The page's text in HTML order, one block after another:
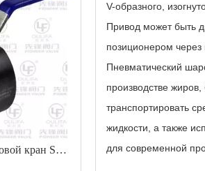
Межфланцевый шаровой кран SQ72F-150LbC
V-образного,
Привод может быть
позиционером через
Пневматический
производстве
транспортировать
жидкости, а также
для современной